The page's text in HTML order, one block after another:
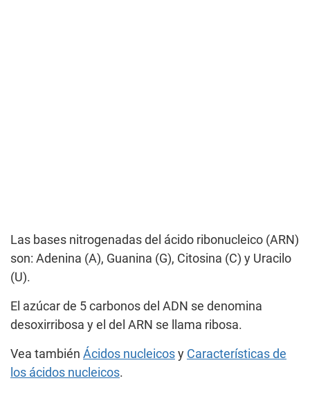
Las bases nitrogenadas del ácido ribonucleico (ARN)
son: Adenina (A), Guanina (G), Citosina (C) y Uracilo
(U).
El azúcar de 5 carbonos del ADN se denomina
desoxirribosa y el del ARN se llama ribosa.
Vea también Ácidos nucleicos y Características de
los ácidos nucleicos.